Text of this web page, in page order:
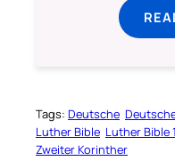
Tags: Deutsche
Luther Bible Luther Bible
Zweiter Korinther